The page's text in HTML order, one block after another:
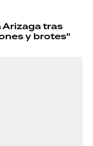
Arizaga tras
y brotes"